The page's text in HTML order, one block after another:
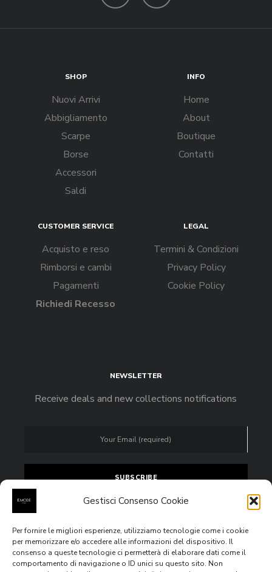
Gestisci Consenso Cookie
Per fornire le migliori esperienze, utilizziamo tecnologie come i cookie
per memorizzare e/o accedere alle informazioni del dispositivo. Il
consenso a queste tecnologie ci permetterà di elaborare dati come il
comportamento di navigazione o ID unici su questo sito. Non
SHOP
Nuovi Arrivi
Abbigliamento
Scarpe
Borse
Accessori
Saldi
INFO
Home
About
Boutique
Contatti
CUSTOMER SERVICE
Acquisto e reso
Rimborsi e cambi
Pagamenti
Richiedi Recesso
LEGAL
Termini & Condizioni
Privacy Policy
Cookie Policy
NEWSLETTER
Receive deals and new collections notifications
Acceptprivacy policy